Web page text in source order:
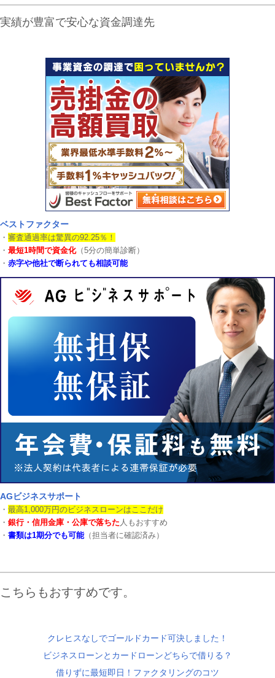
実績が豊富で安心な資金調達先
ベストファクター
・ 審査通過率は驚異の92.25％！
・ 最短1時間で資金化（5分の簡単診断）
・ 赤字や他社で断られても相談可能
AGビジネスサポート
・ 最高1,000万円のビジネスローンはここだけ
・ 銀行・信用金庫・公庫で落ちた 人もおすすめ
・ 書類は1期分でも可能（担当者に確認済み）
こちらもおすすめです。
クレヒスなしでゴールドカード可決しました！
ビジネスローンとカードローンどちらで借りる？
借りずに最短即日！ファクタリングのコツ